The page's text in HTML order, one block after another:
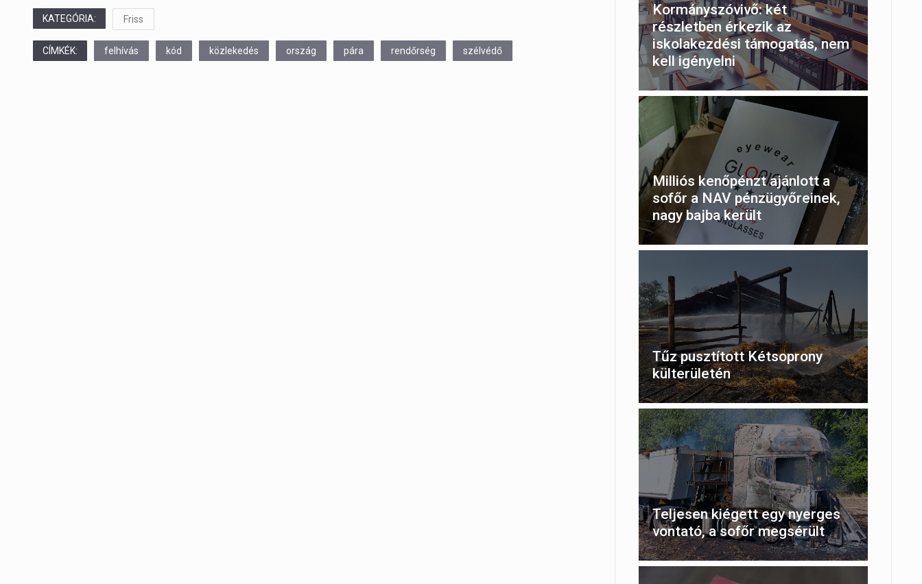
KATEGÓRIA: Friss
CÍMKÉK: felhívás kód közlekedés ország pára rendőrség szélvédő
Kormányszóvivő: két
részletben érkezik az
iskolakezdési támogatás, nem
kell igényelni
Milliós kenőpénzt ajánlott a
sofőr a NAV pénzügyőreinek,
nagy bajba került
Tűz pusztított Kétsoprony
külterületén
Teljesen kiégett egy nyerges
vontató, a sofőr megsérült